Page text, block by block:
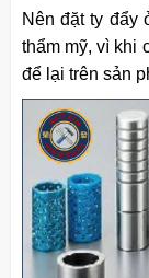
Nên đặt ty đẩy
thẩm mỹ, vì khi
để lại trên sản